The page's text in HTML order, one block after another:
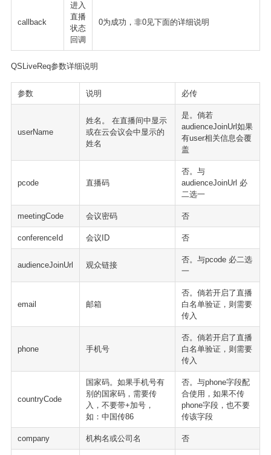
callback
进入
直播
状态
回调
0为成功，非0见下面的详细说明
QSLiveReq参数详细说明
参数 说明 必传
userName
姓名。 在直播间中显示
或在云会议会中显示的
姓名
是。倘若
audienceJoinUrl如果
有user相关信息会覆
盖
pcode 直播码
否。与
audienceJoinUrl 必
二选一
meetingCode 会议密码 否
conferenceId 会议ID 否
audienceJoinUrl 观众链接
否。与pcode 必二选
一
email 邮箱
否。倘若开启了直播
白名单验证，则需要
传入
phone 手机号
否。倘若开启了直播
白名单验证，则需要
传入
countryCode
国家码。如果手机号有
别的国家码，需要传
入，不要带+加号，
如：中国传86
否。与phone字段配
合使用，如果不传
phone字段，也不要
传该字段
company 机构名或公司名 否